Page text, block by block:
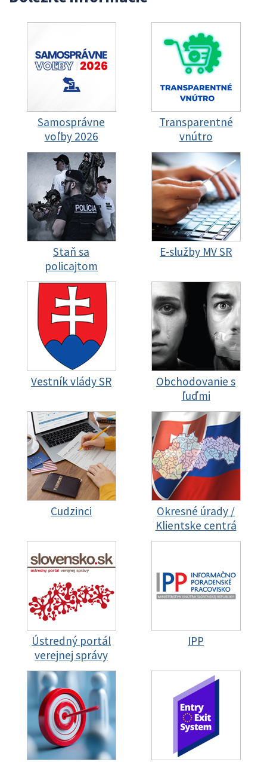
Samosprávne
voľby 2026
Transparentné
vnútro
Staň sa
policajtom
E-služby MV SR
Vestník vlády SR
Obchodovanie s
ľuďmi
Cudzinci
Okresné úrady /
Klientske centrá
Ústredný portál
verejnej správy
IPP